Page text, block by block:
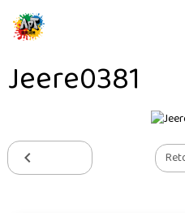
Jeere0381